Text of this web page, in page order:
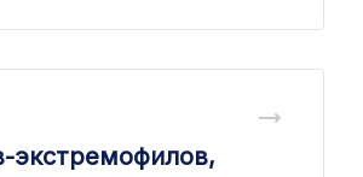
экстремофилов,